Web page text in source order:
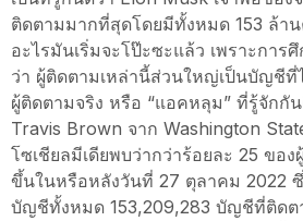
ติดตามมากที่สุดโดยมีทั้งหมด 153 ล้า
อะไรมันเริ่มจะโป๊ะซะแล้ว เพราะการ
ว่า ผู้ติดตามเหล่านี้ส่วนใหญ่เป็นบัญชีที่
ผู้ติดตามจริง หรือ “แอคหลุม” ที่รู้จักกั
Travis Brown จาก Washington
โซเชียลมีเดียพบว่ากว่าร้อยละ 25 ขอ
ขึ้นในหรือหลังวันที่ 27 ตุลาคม 2022 ซึ่
บัญชีทั้งหมด 153,209,283 บัญชีที่ติดต